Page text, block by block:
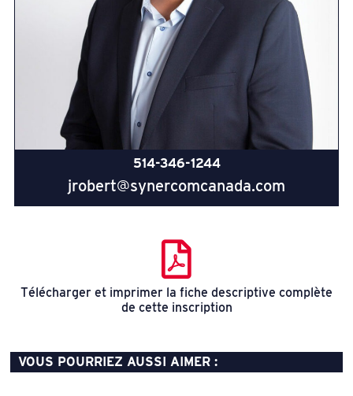
514-346-1244
jrobert@synercomcanada.com
Télécharger et imprimer la fiche descriptive complète
de cette inscription
VOUS POURRIEZ AUSSI AIMER :